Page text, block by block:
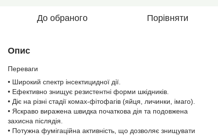
До обраного Порівняти
Опис
Переваги
• Широкий спектр інсектицидної дії.
• Ефективно знищує резистентні форми шкідників.
• Діє на різні стадії комах-фітофагів (яйця, личинки, імаго).
• Яскраво виражена швидка початкова дія та подовжена
захисна післядія.
• Потужна фумігаційна активність, що дозволяє знищувати